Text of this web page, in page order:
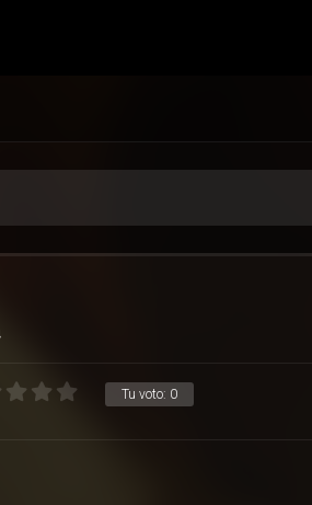
Tu voto: 0